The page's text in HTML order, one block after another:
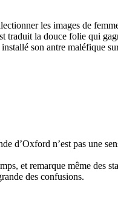
les images de
traduit la douce folie qui
son antre maléfique
d’Oxford n’est pas une
et remarque même des
des confusions.